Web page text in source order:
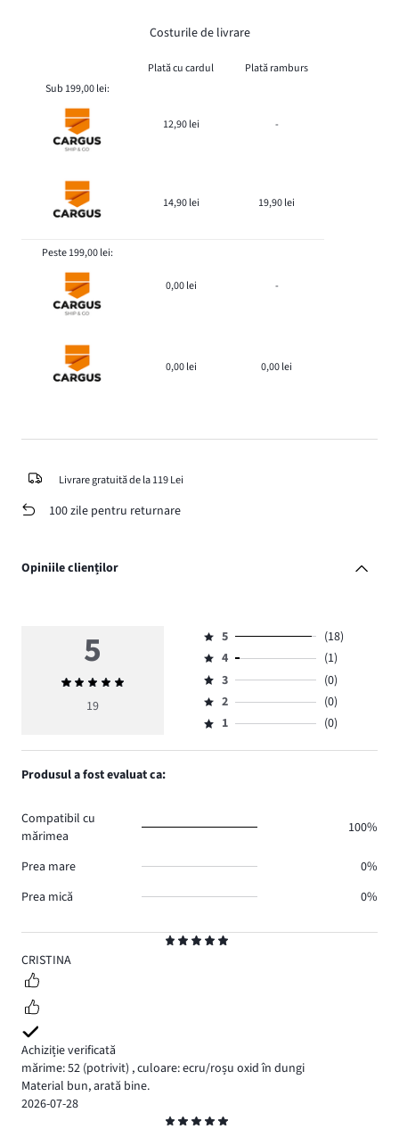
Costurile de livrare
Plată cu cardul
Plată ramburs
Sub 199,00 lei:
12,90 lei -
14,90 lei 19,90 lei
Peste 199,00 lei:
0,00 lei -
0,00 lei 0,00 lei
Livrare gratuită de la 119 Lei
100 zile pentru returnare
Opiniile clienților
5
CRISTINA
Achiziție verificată
mărime: 52 (potrivit) ,culoare: ecru/roșu oxid în dungi
Material bun, arată bine.
2026-07-28
5
Evaluarea
medie
19
Evaluare
5,
numărul
de
voturi
18.
5
(18)
Evaluare
4,
numărul
de
1.
4
(1)
Evaluare
3,
numărul
3
(0)
Evaluare
2,
2
(0)
Evaluare
1,
1 (0)
Produsul a fost evaluat ca:
Compatibil cu
mărimea
100%
Prea mare
0%
Prea mică
0%